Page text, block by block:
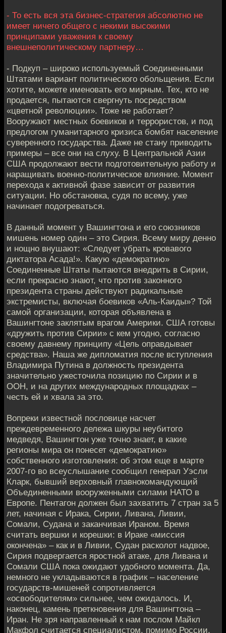
- То есть вся эта бизнес-стратегия абсолютно не
имеет ничего общего с некими высокими
принципами уважения к своему
внешнеполитическому партнеру…
- Подкуп – широко используемый Соединенными
Штатами вариант политического обольщения. Если
хотите, можете именовать его мирным. Тех, кто не
продается, пытаются свергнуть посредством
«цветной революции». Тоже не работает?
Вооружают местных боевиков и террористов, и под
предлогом гуманитарного кризиса бомбят население
суверенного государства. Даже не стану приводить
примеры – все они на слуху. В Центральной Азии
США продолжают вести подготовительную работу и
наращивать военно-политическое влияние. Момент
перехода к активной фазе зависит от развития
ситуации. Но обстановка, судя по всему, уже
начинает подогреваться.
В данный момент у Вашингтона и его союзников
мишень номер один – это Сирия. Всему миру денно
и нощно внушают: «Следует убрать кровавого
диктатора Асада!». Какую «демократию»
Соединенные Штаты пытаются внедрить в Сирии,
если прекрасно знают, что против законного
президента страны действуют радикальные
экстремисты, включая боевиков «Аль-Каиды»? Той
самой организации, которая объявлена в
Вашингтоне заклятым врагом Америки. США готовы
«дружить против Сирии» с кем угодно, согласно
своему давнему принципу «Цель оправдывает
средства». Наша же дипломатия после вступления
Владимира Путина в должность президента
значительно ужесточила позицию по Сирии и в
ООН, и на других международных площадках –
честь ей и хвала за это.
Вопреки известной пословице насчет
преждевременного дележа шкуры неубитого
медведя, Вашингтон уже точно знает, в какие
регионы мира он понесет «демократию»
собственного изготовления: об этом еще в марте
2007-го во всеуслышание сообщил генерал Уэсли
Кларк, бывший верховный главнокомандующий
Объединенными вооруженными силами НАТО в
Европе. Пентагон должен был захватить 7 стран за 5
лет, начиная с Ирака, Сирии, Ливана, Ливии,
Сомали, Судана и заканчивая Ираном. Время
считать вершки и корешки: в Ираке «миссия
окончена» – как и в Ливии, Судан расколот надвое,
Сирия подвергается яростной атаке, для Ливана и
Сомали США пока ожидают удобного момента. Да,
немного не укладываются в график – население
государств-мишеней сопротивляется
«освободителям» сильнее, чем ожидалось. И,
наконец, камень преткновения для Вашингтона –
Иран. Не зря направленный к нам послом Майкл
Макфол считается специалистом, помимо России,